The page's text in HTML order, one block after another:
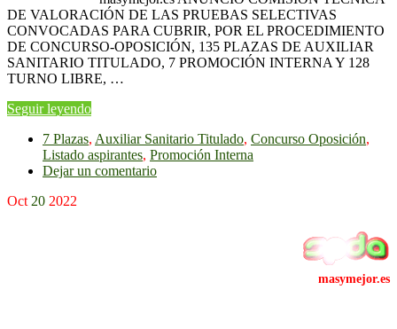
DE VALORACIÓN DE LAS PRUEBAS SELECTIVAS
CONVOCADAS PARA CUBRIR, POR EL PROCEDIMIENTO
DE CONCURSO-OPOSICIÓN, 135 PLAZAS DE AUXILIAR
SANITARIO TITULADO, 7 PROMOCIÓN INTERNA Y 128
TURNO LIBRE, …
Seguir leyendo
7 Plazas, Auxiliar Sanitario Titulado, Concurso Oposición,
Listado aspirantes, Promoción Interna
Dejar un comentario
Oct 20 2022